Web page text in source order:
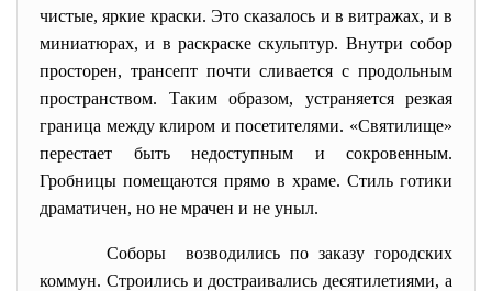
чистые, яркие краски. Это сказалось и в витражах, и в
миниатюрах, и в раскраске скульптур. Внутри собор
просторен, трансепт почти сливается с продольным
пространством. Таким образом, устраняется резкая
граница между клиром и посетителями. «Святилище»
перестает быть недоступным и сокровенным.
Гробницы помещаются прямо в храме. Стиль готики
драматичен, но не мрачен и не уныл.
Соборы возводились по заказу городских
коммун. Строились и достраивались десятилетиями, а